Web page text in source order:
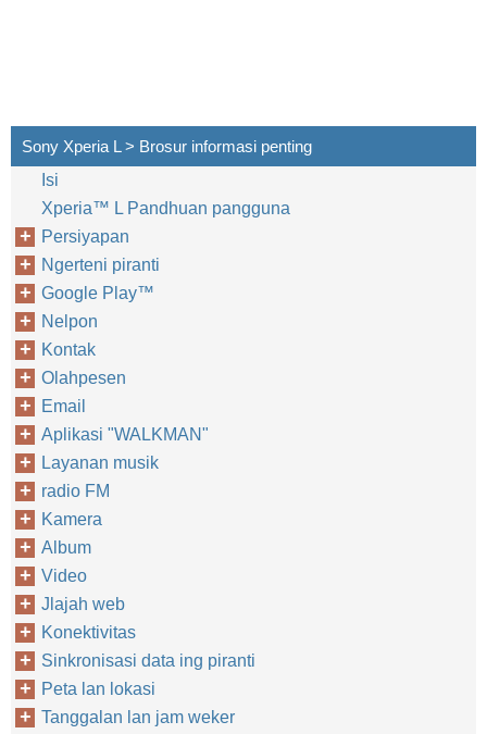
Sony Xperia L > Brosur informasi penting
Isi
Xperia™‎ L Pandhuan pangguna
Persiyapan
Ngerteni piranti
Google Play™‎
Nelpon
Kontak
Olahpesen
Email
Aplikasi "WALKMAN"
Layanan musik
radio FM
Kamera
Album
Video
Jlajah web
Konektivitas
Sinkronisasi data ing piranti
Peta lan lokasi
Tanggalan lan jam weker